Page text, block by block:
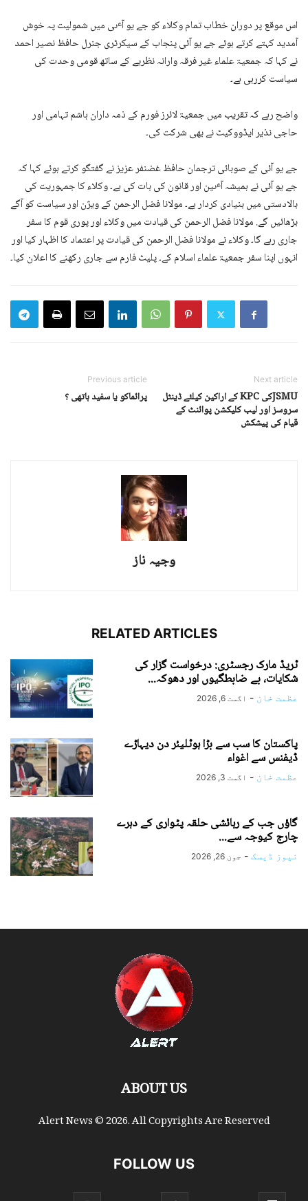
اس موقع پر دوران خطاب تمام وکلاء کو جے یو آٸی میں شمولیت پہ خوش
آمدید کہتے کرتے ہوئے جے یو آئی پنجاب کے سیکرٹری جنرل حافظ نصیر احمد
نے کہا کہ جمعیۃ علماء غیر فرقہ وارانہ نظریے کے ساتھ قومی وحدت کی
سیاست کررہی ہے۔
واضح رہے کہ تقریب میں جمعیۃ لائرز فورم کے ذمہ داران ہاشم تہامی اور
حاجی نذیر ایڈووکیٹ نے بھی شرکت کی۔
جے یو آئی کے صوبائی ترجمان حافظ غضنفر عزیز نے گفتگو کرتے ہوئے کہا کہ
جے یو آئی نے ہمیشہ آٸین اور قانون کی بات کی ہے۔ وکلاء کا جمہوریت کی
بالادستی میں بنیادی کردار ہے۔ مولانا فضل الرحمن کے ویژن اور سیاست کو آگے
بڑھائیں گے. مولانا فضل الرحمن کی قیادت میں وکلاء اور پوری قوم کا سفر
جاری رہے گا۔ وکلاء نے مولانا فضل الرحمن کی قیادت پر اعتماد کا اظہار کیا اور
انہوں اپنا سفر جمعیۃ علماء اسلام کے۔ پلیٹ فارم سے جاری رکھنے کا اعلان کیا۔
Previous article
پرائماکو یا سفید ہاتھی ؟
Next article
JSMUکی KPC کے اراکین کیلئے ڈینٹل
سروسز اور لیب کلیکشن پوائنٹ کے
قیام کی پیشکش
وجیہ ناز
RELATED ARTICLES
ٹریڈ مارک رجسٹری: درخواست گزار کی
شکایات، بے ضابطگیوں اور دھوکہ...
عظمت خان - اگست 6, 2026
پاکستان کا سب سے بڑا ہوٹلیئر دن دیہاڑے
ڈیفنس سے اغواء
عظمت خان - اگست 3, 2026
گاؤں جب کے رہائشی حلقہ پٹواری کے دہرے
چارج کیوجہ سے...
نیوز ڈیسک - جون 26, 2026
ABOUT US
Alert News © 2026. All Copyrights Are Reserved
FOLLOW US